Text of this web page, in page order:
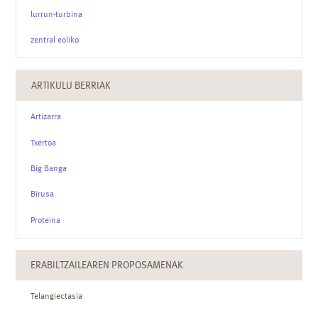
lurrun-turbina
zentral eoliko
ARTIKULU BERRIAK
Artizarra
Txertoa
Big Banga
Birusa
Proteina
ERABILTZAILEAREN PROPOSAMENAK
Telangiectasia